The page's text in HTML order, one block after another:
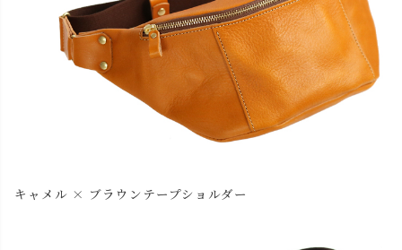
キャメル × ブラウンテープショルダー